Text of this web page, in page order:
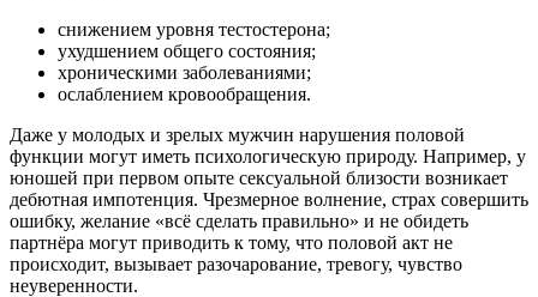
снижением уровня тестостерона;
ухудшением общего состояния;
хроническими заболеваниями;
ослаблением кровообращения.
Даже у молодых и зрелых мужчин нарушения половой
функции могут иметь психологическую природу. Например, у
юношей при первом опыте сексуальной близости возникает
дебютная импотенция. Чрезмерное волнение, страх совершить
ошибку, желание «всё сделать правильно» и не обидеть
партнёра могут приводить к тому, что половой акт не
происходит, вызывает разочарование, тревогу, чувство
неуверенности.